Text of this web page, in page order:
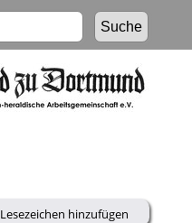
Lesezeichen hinzufügen